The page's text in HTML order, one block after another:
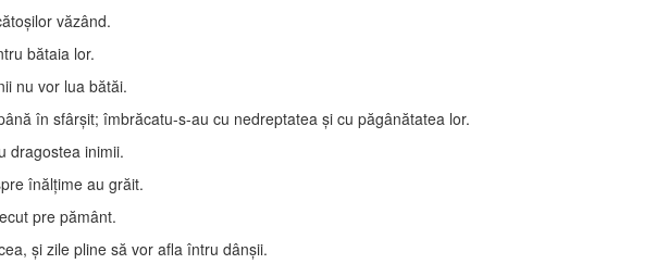
văzând.
bătaia lor.
nu vor lua bătăi.
în sfârşit; îmbrăcatu-s-au cu nedreptatea şi cu păgânătatea lor.
dragostea inimii.
înălţime au grăit.
pre pământ.
şi zile pline să vor afla întru dânşii.